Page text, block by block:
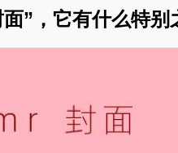
”，它有什么特别